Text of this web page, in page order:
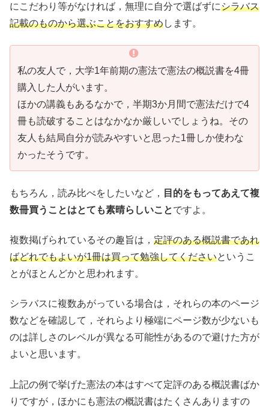
にこだわり等がなければ，無理に自分で選ばずにシラバス
記載のものから選ぶことをおすすめします。
私の友人で，大学1年前期の憲法で憲法の概説書を4冊
購入した人がいます。
ほかの講義もあるなかで，半期3か月間で憲法だけで4
冊も読破することはなかなか厳しいでしょうね。その
友人も結局自分が読みやすいと思った1冊しか使わな
かったそうです。
もちろん，読み比べをしたいなど，
目的をもってあえて複
数冊買うことはとても素晴らしいことですよ。
複数掲げられているその趣旨は， 定評のある概説書であれ
ばどれでもよいが1冊は買って勉強してくださいというこ
とがほとんどかと思われます。
シラバスに複数あがっている場合は，それらの本のページ
数などを確認して，それらより極端にページ数が少ないも
のは詳しさのレベルが異なる可能性があるので避けた方が
よいと思います。
上記の例で挙げた憲法の本はすべて定評のある概説書ばか
りですが，ほかにも憲法の概説書はたくさんありますの